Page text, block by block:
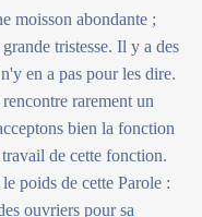
moisson abondante ;
tristesse. Il y a des
en a pas pour les dire.
rarement un
bien la fonction
de cette fonction.
poids de cette Parole :
ouvriers pour sa